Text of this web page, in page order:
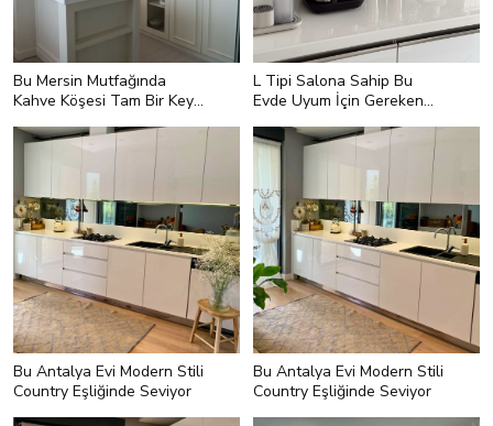
Bu Mersin Mutfağında
Kahve Köşesi Tam Bir Keyif
L Tipi Salona Sahip Bu
Evde Uyum İçin Gereken
Bu Antalya Evi Modern Stili
Country Eşliğinde Seviyor
Bu Antalya Evi Modern Stili
Country Eşliğinde Seviyor